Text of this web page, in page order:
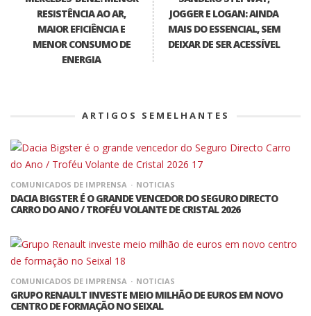
RESISTÊNCIA AO AR,
MAIOR EFICIÊNCIA E
MENOR CONSUMO DE
ENERGIA
JOGGER E LOGAN: AINDA
MAIS DO ESSENCIAL, SEM
DEIXAR DE SER ACESSÍVEL
ARTIGOS SEMELHANTES
COMUNICADOS DE IMPRENSA NOTICIAS
DACIA BIGSTER É O GRANDE VENCEDOR DO SEGURO DIRECTO
CARRO DO ANO / TROFÉU VOLANTE DE CRISTAL 2026
COMUNICADOS DE IMPRENSA NOTICIAS
GRUPO RENAULT INVESTE MEIO MILHÃO DE EUROS EM NOVO
CENTRO DE FORMAÇÃO NO SEIXAL